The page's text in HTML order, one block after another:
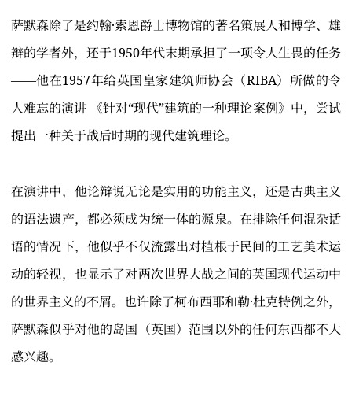
萨默森除了是约翰·索恩爵士博物馆的著名策展人和博学、雄
辩的学者外，还于1950年代末期承担了一项令人生畏的任务
——他在1957年给英国皇家建筑师协会（RIBA）所做的令
人难忘的演讲 《针对“现代”建筑的一种理论案例》中，尝试
提出一种关于战后时期的现代建筑理论。
在演讲中，他论辩说无论是实用的功能主义，还是古典主义
的语法遗产，都必须成为统一体的源泉。在排除任何混杂话
语的情况下，他似乎不仅流露出对植根于民间的工艺美术运
动的轻视，也显示了对两次世界大战之间的英国现代运动中
的世界主义的不屑。也许除了柯布西耶和勒·杜克特例之外，
萨默森似乎对他的岛国（英国）范围以外的任何东西都不大
感兴趣。